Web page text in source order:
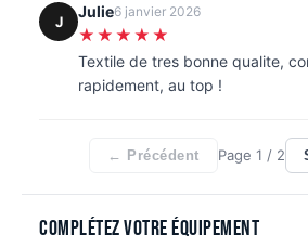
J
Julie6 janvier 2026
★★★★★
Textile de tres bonne qualite,
rapidement, au top !
← Précédent Page1 / 2
Complétez votre équipement